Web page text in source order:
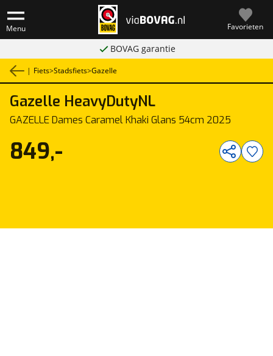
Menu Favorieten
BOVAG garantie
| Fiets>Stadsfiets>Gazelle
Gazelle HeavyDutyNL
GAZELLE Dames Caramel Khaki Glans 54cm 2025
849,-